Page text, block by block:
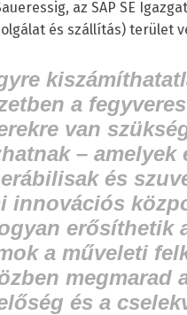
az SAP SE
és szállítás) terület
a
van
– amelyek
és
innovációs
erősíthetik
a műveleti
megmarad
és a